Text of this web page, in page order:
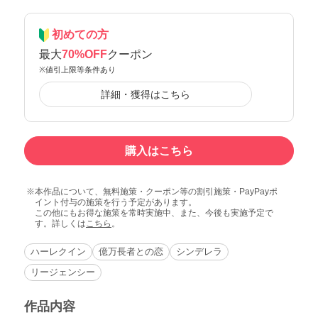
初めての方
最大70%OFFクーポン
※値引上限等条件あり
詳細・獲得はこちら
購入はこちら
本作品について、無料施策・クーポン等の割引施策・PayPayポ
イント付与の施策を行う予定があります。
この他にもお得な施策を常時実施中、また、今後も実施予定で
す。詳しくはこちら 。
ハーレクイン 億万長者との恋
シンデレラ
リージェンシー
作品内容